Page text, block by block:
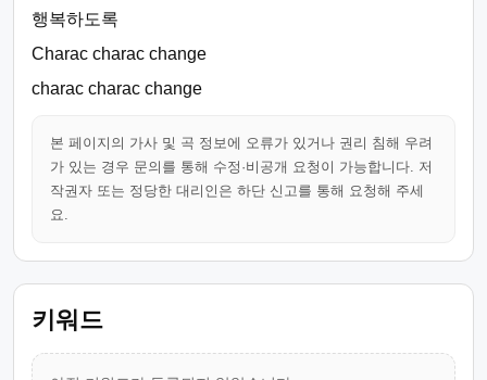
행복하도록
Charac charac change
charac charac change
본 페이지의 가사 및 곡 정보에 오류가 있거나 권리 침해 우려
가 있는 경우 문의를 통해 수정·비공개 요청이 가능합니다. 저
작권자 또는 정당한 대리인은 하단 신고를 통해 요청해 주세
요.
키워드